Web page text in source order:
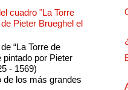
cuadro "La Torre
Pieter Brueghel el
“La Torre de
pintado por Pieter
- 1569)
de los más grandes